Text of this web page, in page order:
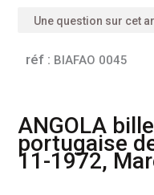
Une question sur cet
réf : BIAFAO 0045
ANGOLA
portugaise
11-1972,